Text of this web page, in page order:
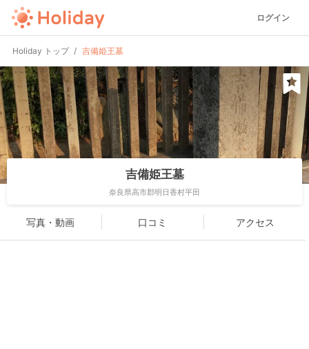
ログイン
Holiday トップ 吉備姫王墓
吉備姫王墓
奈良県高市郡明日香村平田
写真・動画 口コミ アクセス